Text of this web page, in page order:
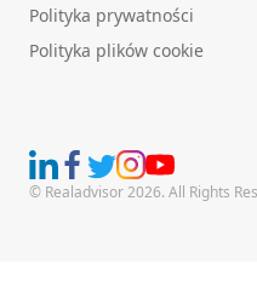
Polityka prywatności
Polityka plików cookie
© Realadvisor 2026. All Rights